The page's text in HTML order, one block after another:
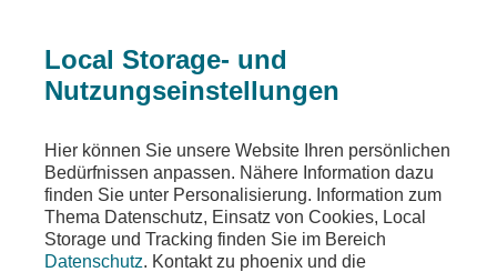
phoenix der tag
u.a. Hintergrundgespräch mit ARD-
Terrorismusexperte Holger Schmidt
Local Storage- und
Nutzungseinstellungen
Hier können Sie unsere Website Ihren persönlichen
Bedürfnissen anpassen. Nähere Information dazu
finden Sie unter Personalisierung. Information zum
Thema Datenschutz, Einsatz von Cookies, Local
Storage und Tracking finden Sie im Bereich
Datenschutz. Kontakt zu phoenix und die